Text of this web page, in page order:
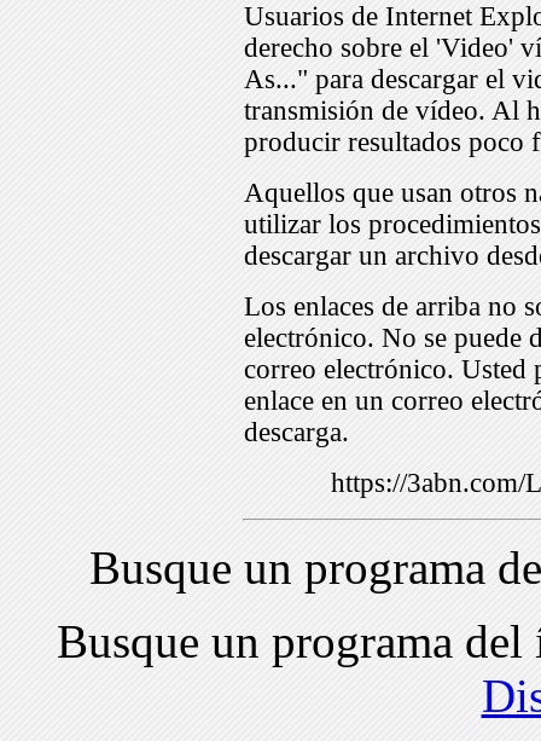
Usuarios de Internet
derecho sobre el 'Video'
As..." para descargar el
transmisión de vídeo. Al
producir resultados poco
Aquellos que usan otros
utilizar los
descargar un archivo
Los enlaces de arriba no
electrónico. No se puede
correo electrónico. Usted
enlace en un correo
descarga.
https://3abn.com/
Busque un programa
Busque un programa